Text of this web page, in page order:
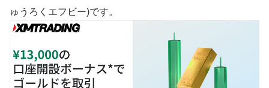
ゅうろくエフビー)です。